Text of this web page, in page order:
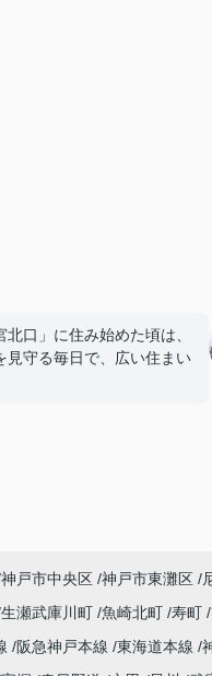
北口」に住み始めた頃は、
見守る毎日で、広い住まい
りました。
住み替えることを決めまし
神戸市中央区 神戸市東灘区
生瀬武庫川町 魚崎北町 寿町
阪急神戸本線 東海道本線